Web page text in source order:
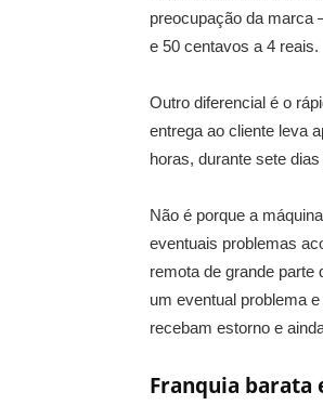
preocupação da marca
e 50 centavos a 4 reais.
Outro diferencial é o
entrega ao cliente leva
horas, durante sete
Não é porque a
eventuais problemas
remota de grande parte
um eventual problema
recebam estorno e
Franquia barata